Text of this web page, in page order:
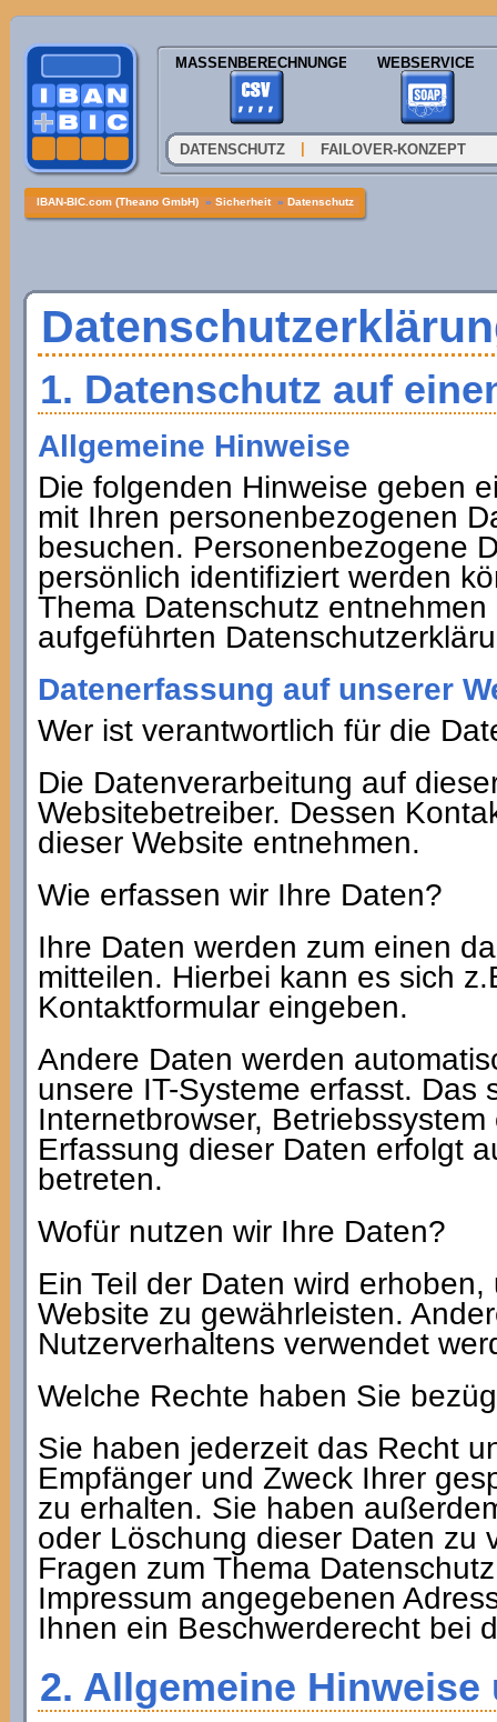
MASSENBERECHNUNGEN WEBSERVICE
DATENSCHUTZ FAILOVER-KONZEPT
IBAN-BIC.com (Theano GmbH) » Sicherheit » Datenschutz
1. Datenschutz auf
Allgemeine Hinweise
Die folgenden Hinweise geben
mit Ihren personenbezogenen
besuchen. Personenbezogene
persönlich identifiziert werden
Thema Datenschutz
aufgeführten
Datenerfassung auf unserer
Wer ist verantwortlich für die
Die Datenverarbeitung auf
Websitebetreiber. Dessen
dieser Website entnehmen.
Wie erfassen wir Ihre Daten?
Ihre Daten werden zum einen
mitteilen. Hierbei kann es sich
Kontaktformular eingeben.
Andere Daten werden
unsere IT-Systeme erfasst. Das
Internetbrowser,
Erfassung dieser Daten erfolgt
betreten.
Wofür nutzen wir Ihre Daten?
Ein Teil der Daten wird
Website zu gewährleisten.
Nutzerverhaltens verwendet
Welche Rechte haben Sie
Sie haben jederzeit das Recht
Empfänger und Zweck Ihrer
zu erhalten. Sie haben
oder Löschung dieser Daten zu
Fragen zum Thema
Impressum angegebenen
Ihnen ein Beschwerderecht bei
2. Allgemeine